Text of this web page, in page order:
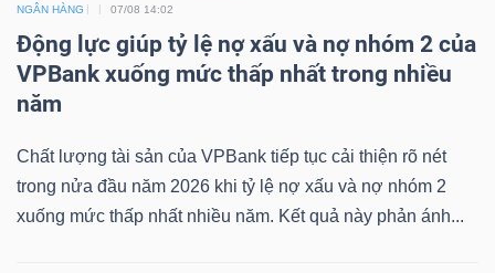
NGÂN HÀNG 07/08 14:02
Động lực giúp tỷ lệ nợ xấu và nợ nhóm 2 của
VPBank xuống mức thấp nhất trong nhiều
năm
Chất lượng tài sản của VPBank tiếp tục cải thiện rõ nét
trong nửa đầu năm 2026 khi tỷ lệ nợ xấu và nợ nhóm 2
xuống mức thấp nhất nhiều năm. Kết quả này phản ánh...